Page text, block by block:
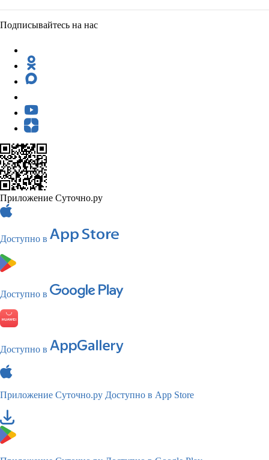
Подписывайтесь на нас
Приложение Суточно.ру
Доступно в
Доступно в
Доступно в
Приложение Суточно.ру Доступно в App Store